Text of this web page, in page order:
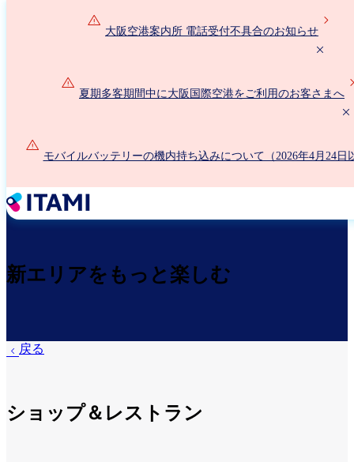
大阪空港案内所 電話受付不具合のお知らせ
夏期多客期間中に大阪国際空港をご利用のお客さまへ
モバイルバッテリーの機内持ち込みについて（2026年4月24日
新エリアをもっと楽しむ
戻る
ショップ＆レストラン